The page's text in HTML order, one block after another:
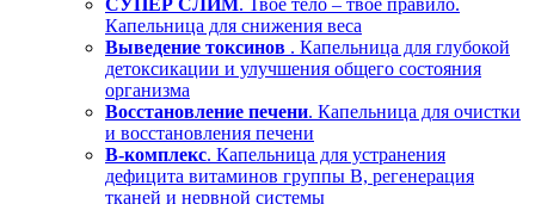
СУПЕР СЛИМ. Твое тело – твое правило.
Капельница для снижения веса
Выведение токсинов . Капельница для глубокой
детоксикации и улучшения общего состояния
организма
Восстановление печени. Капельница для очистки
и восстановления печени
В-комплекс. Капельница для устранения
дефицита витаминов группы В, регенерация
тканей и нервной системы